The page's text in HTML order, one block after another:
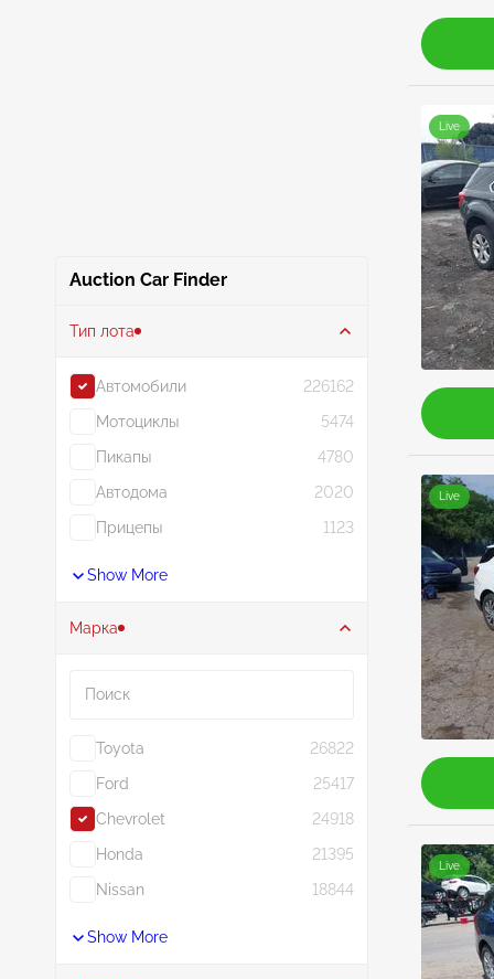
Auction Car Finder
Тип лота
Автомобили
226162
Мотоциклы
5474
Пикапы
4780
Автодома
2020
Прицепы
1123
Show More
Марка
Toyota
26822
Ford
25417
Chevrolet
24918
Honda
21395
Nissan
18844
Show More
Live
Live
Live